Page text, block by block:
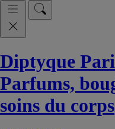
Diptyque
Parfums,
soins du corps